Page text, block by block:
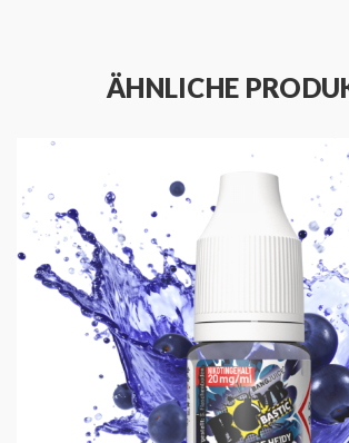
HIGHLIGHTS
Geschmack: Heidelbeere und
Enthält Nikotinsalz
Erhältlich in verschiedenen
Mischungsverhältnis: 50 VG / 50
Fertigliquid direkt dampfbereit
Bang Juice
Bang Juice ist ein deutscher Hersteller
ÄHNLICHE